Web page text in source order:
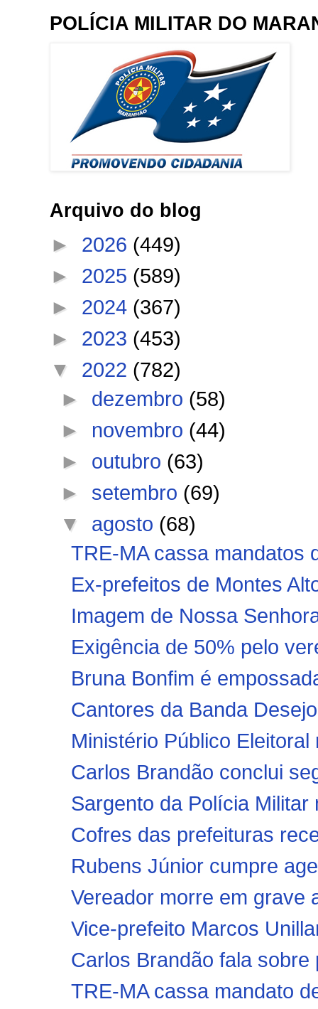
POLÍCIA MILITAR DO
Arquivo do blog
► 2026 (449)
► 2025 (589)
► 2024 (367)
► 2023 (453)
▼ 2022 (782)
► dezembro (58)
► novembro (44)
► outubro (63)
► setembro (69)
▼ agosto (68)
TRE-MA cassa mandatos
Ex-prefeitos de Montes
Imagem de Nossa
Exigência de 50% pelo
Bruna Bonfim é
Cantores da Banda
Ministério Público
Carlos Brandão conclui
Sargento da Polícia
Cofres das prefeituras
Rubens Júnior cumpre
Vereador morre em grave
Vice-prefeito Marcos
Carlos Brandão fala
TRE-MA cassa mandato